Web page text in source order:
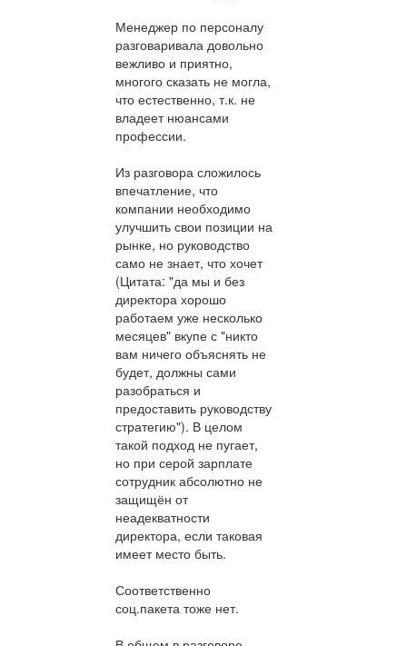
Менеджер по персоналу
разговаривала довольно
вежливо и приятно,
многого сказать не могла,
что естественно, т.к. не
владеет нюансами
профессии.
Из разговора сложилось
впечатление, что
компании необходимо
улучшить свои позиции на
рынке, но руководство
само не знает, что хочет
(Цитата: "да мы и без
директора хорошо
работаем уже несколько
месяцев" вкупе с "никто
вам ничего объяснять не
будет, должны сами
разобраться и
предоставить руководству
стратегию"). В целом
такой подход не пугает,
но при серой зарплате
сотрудник абсолютно не
защищён от
неадекватности
директора, если таковая
имеет место быть.
Соответственно
соц.пакета тоже нет.